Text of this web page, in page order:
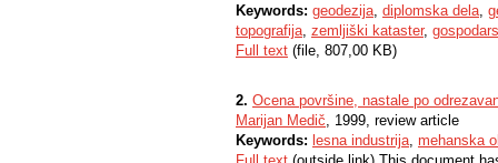
Keywords: geodezija, diplomska dela,
topografija, zemljiški kataster,
Full text (file, 807,00 KB)
2. Ocena površine, nastale po
Marijan Medič, 1999, review article
Keywords: lesna industrija, mehanska